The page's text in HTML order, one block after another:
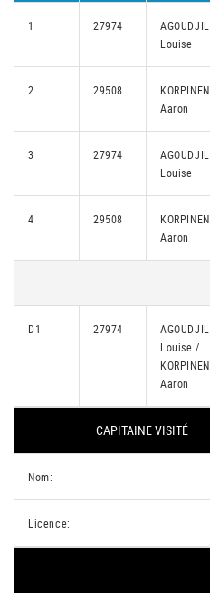
1 27974
AGOUDJIL
Louise
2 29508
KORPINEN
Aaron
3 27974
AGOUDJIL
Louise
4 29508
KORPINEN
Aaron
D1 27974
AGOUDJIL
Louise /
KORPINEN
Aaron
CAPITAINE VISITÉ
Nom:
Licence: